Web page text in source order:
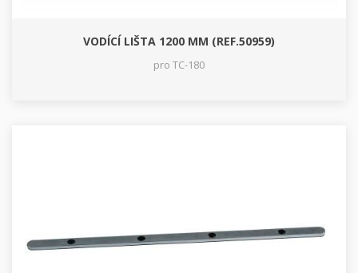
VODÍCÍ LIŠTA 1200 MM (REF.50959)
pro TC-180